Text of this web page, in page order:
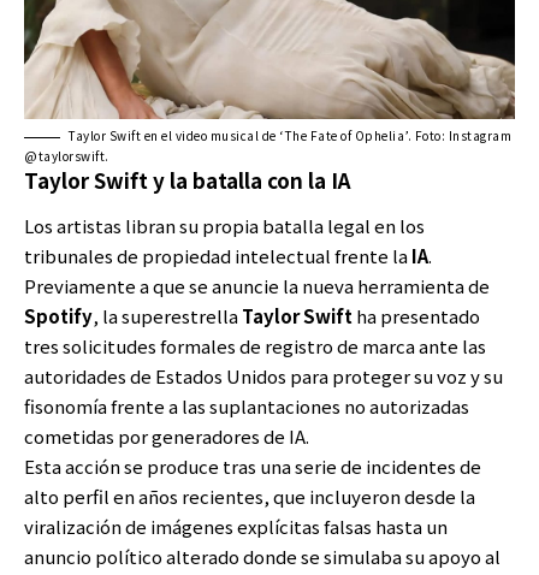
Taylor Swift en el video musical de ‘The Fate of Ophelia’. Foto: Instagram
@taylorswift.
Taylor Swift y la batalla con la IA
Los artistas libran su propia batalla legal en los
tribunales de propiedad intelectual frente laIA.
Previamente a que se anuncie la nueva herramienta de
Spotify, la superestrellaTaylor Swiftha presentado
tres solicitudes formales de registro de marca ante las
autoridades de Estados Unidos para proteger su voz y su
fisonomía frente a las suplantaciones no autorizadas
cometidas por generadores de IA.
Esta acción se produce tras una serie de incidentes de
alto perfil en años recientes, que incluyeron desde la
viralización de imágenes explícitas falsas hasta un
anuncio político alterado donde se simulaba su apoyo al